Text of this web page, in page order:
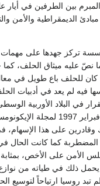
الديمقراطية والأمن
تركز جهدها على مهمات
نصّ عليه ميثاق الحلف،
للحلف باع طويل في
فيه لم يعد في أدبيات
في البلاد الأوربية
الخارجية الأمريكية في هذا
وقادرين على هذا
المضطربة كما كانت الحال
الأمن على الأخص،
يحمل ذلك في طياته من
تبد روسيا ارتياحاً لتوسيع